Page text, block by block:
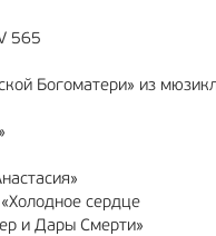
565
Богоматери» из
сердце
и Дары Смерти»